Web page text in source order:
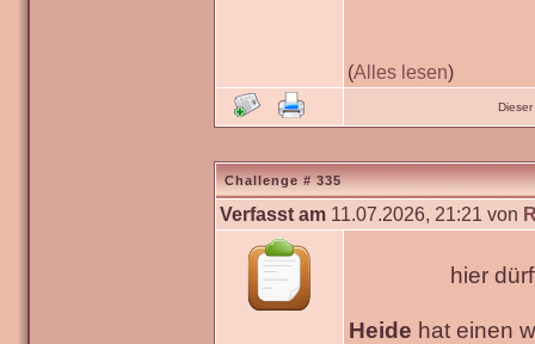
(Alles lesen)
Challenge # 335
Verfasst am 11.07.2026, 21:21 von
hier
Heide hat einen